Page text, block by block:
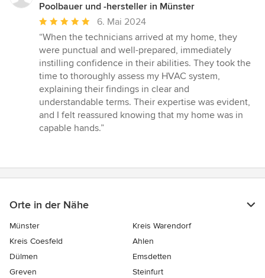
Poolbauer und -hersteller in Münster
Durchschnittliche
Bewertung:
5
von
5
Sternen
6. Mai 2024
“When the technicians arrived at my home, they
were punctual and well-prepared, immediately
instilling confidence in their abilities. They took the
time to thoroughly assess my HVAC system,
explaining their findings in clear and
understandable terms. Their expertise was evident,
and I felt reassured knowing that my home was in
capable hands.”
Orte in der Nähe
Münster
Kreis Warendorf
Kreis Coesfeld
Ahlen
Dülmen
Emsdetten
Greven
Steinfurt